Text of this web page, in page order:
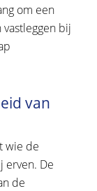
om een
bij
van
wie de
erven. De
de